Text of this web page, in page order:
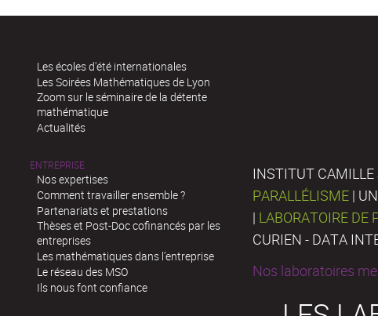
Les écoles d'été internationales
Les Soirées Mathématiques de Lyon
Zoom sur le séminaire de la détente
mathématique
Actualités
ENTREPRISE
Nos expertises
Comment travailler ensemble ?
Partenariats et prestations
Thèses et Post-Doc cofinancés par les
entreprises
Les mathématiques dans l’entreprise
Le réseau des MSO
Ils nous font confiance
INSTITUT CAMILLE
PARALLÉLISME |
| LABORATOIRE DE
CURIEN - DATA
Nos laboratoires